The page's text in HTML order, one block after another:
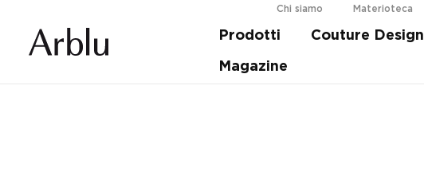
Chi siamo Materioteca
Prodotti Couture Design
Magazine
Guida alla scelta della tua doccia.